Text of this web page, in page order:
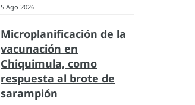
5 Ago 2026
Microplanificación de la
vacunación en
Chiquimula, como
respuesta al brote de
sarampión